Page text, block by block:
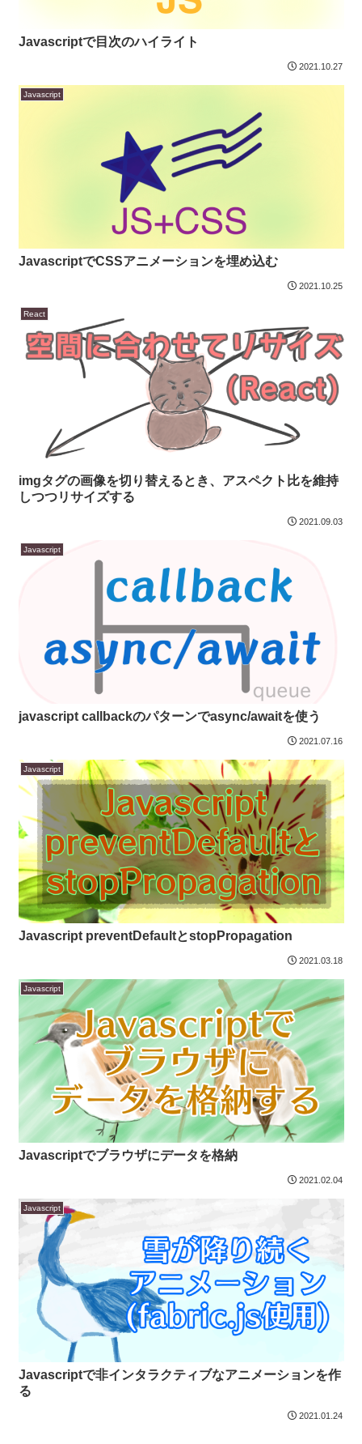
Javascriptで目次のハイライト
2021.10.27
Javascript
JavascriptでCSSアニメーションを埋め込む
2021.10.25
React
imgタグの画像を切り替えるとき、アスペクト比を維持
しつつリサイズする
2021.09.03
Javascript
javascript callbackのパターンでasync/awaitを使う
2021.07.16
Javascript
Javascript preventDefaultとstopPropagation
2021.03.18
Javascript
Javascriptでブラウザにデータを格納
2021.02.04
Javascript
Javascriptで非インタラクティブなアニメーションを作
る
2021.01.24